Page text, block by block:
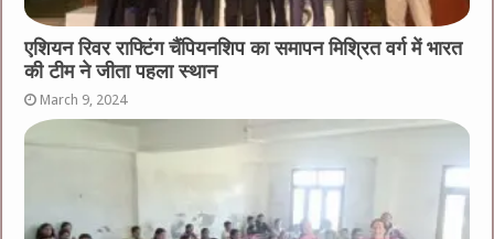
एशियन रिवर राफ्टिंग चैंपियनशिप का समापन मिश्रित वर्ग में भारत
की टीम ने जीता पहला स्थान
March 9, 2024